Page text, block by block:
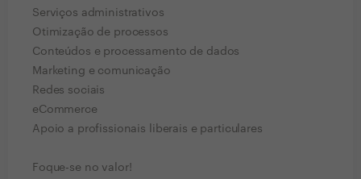
Serviços administrativos
Otimização de processos
Conteúdos e processamento de dados
Marketing e comunicação
Redes sociais
eCommerce
Apoio a profissionais liberais e particulares
Foque-se no valor!